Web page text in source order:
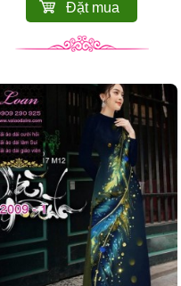
Đặt mua